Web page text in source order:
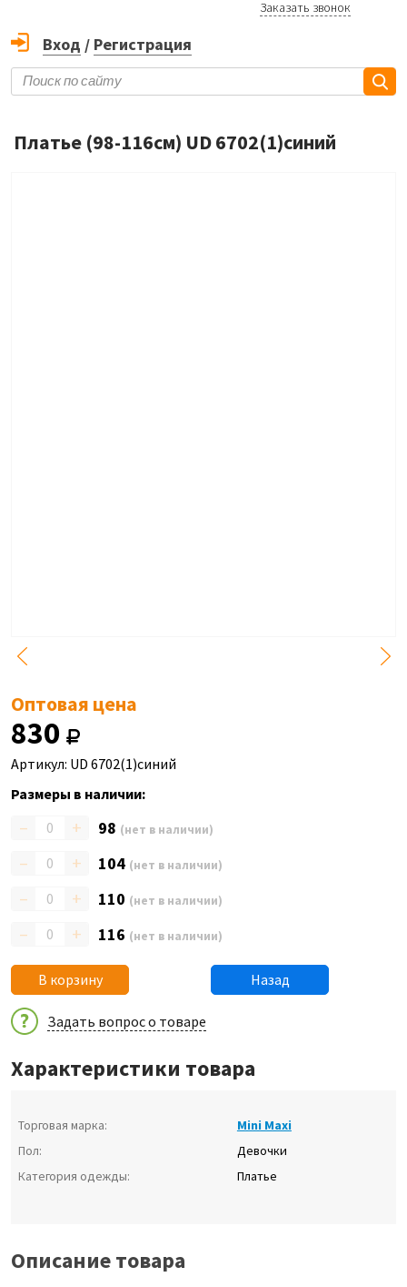
Заказать звонок
Вход / Регистрация
Платье (98-116см) UD 6702(1)синий
Оптовая цена
830
Артикул: UD 6702(1)синий
Размеры в наличии:
– + 98 (нет в наличии)
– + 104 (нет в наличии)
– + 110 (нет в наличии)
– + 116 (нет в наличии)
В корзину Назад
Задать вопрос о товаре
Характеристики товара
Торговая марка:
Mini Maxi
Пол:
Девочки
Категория одежды:
Платье
Описание товара